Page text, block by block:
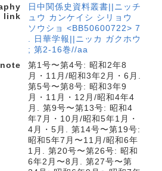
link
日中関係史資料叢書||ニッチ
ュウ カンケイシ シリョウ
ソウショ <BB50600722> 7
. 日華学報||ニッカ ガクホウ
; 第2-16巻//aa
note
第1号〜第4号: 昭和2年8
月・11月/昭和3年2月・6月.
第5号〜第8号: 昭和3年9
月・11月・12月/昭和4年4
月. 第9号〜第13号: 昭和4
年7月・10月/昭和5年1月・
4月・5月. 第14号〜第19号:
昭和5年7月〜11月/昭和6年
1月. 第20号〜第26号: 昭和
6年2月〜8月. 第27号〜第